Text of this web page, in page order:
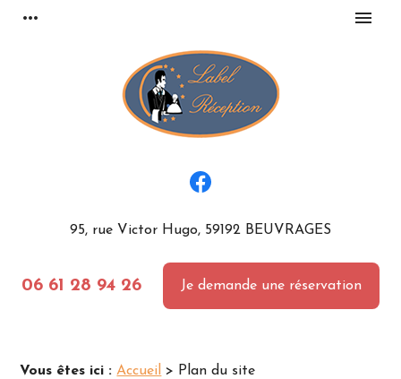
more_horiz menu
95, rue Victor Hugo, 59192 BEUVRAGES
06 61 28 94 26 Je demande une réservation
Vous êtes ici : Accueil > Plan du site